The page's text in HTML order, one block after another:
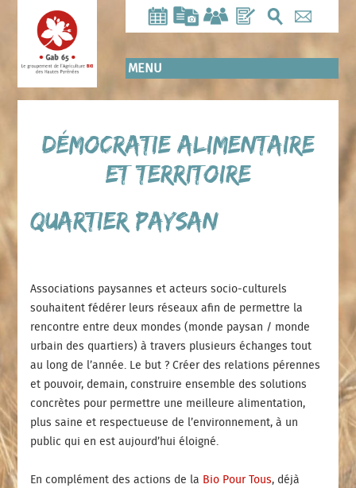
contenu
principal
MENU
Démocratie alimentaire
et territoire
quartier Paysan
Associations paysannes et acteurs socio-culturels
souhaitent fédérer leurs réseaux afin de permettre la
rencontre entre deux mondes (monde paysan / monde
urbain des quartiers) à travers plusieurs échanges tout
au long de l’année. Le but ? Créer des relations pérennes
et pouvoir, demain, construire ensemble des solutions
concrètes pour permettre une meilleure alimentation,
plus saine et respectueuse de l’environnement, à un
public qui en est aujourd’hui éloigné.
En complément des actions de la Bio Pour Tous, déjà